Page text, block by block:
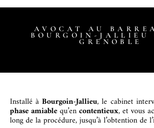
AVOCAT AU
BOURGOIN-JALLIEU
GRENOBLE
Installé àBourgoin-Jallieu, le cabinet
phase amiablequ’encontentieux, et vous
long de la procédure, jusqu’à l’obtention de